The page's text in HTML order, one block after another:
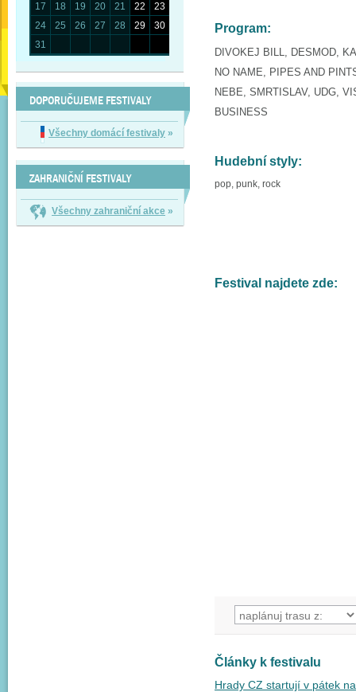
17
18 19 20 21 22
23
24
25 26 27 28 29
30
31
DOPORUČUJEME FESTIVALY
Všechny domácí festivaly »
ZAHRANIČNÍ FESTIVALY
Všechny zahraniční akce »
Program:
DIVOKEJ BILL, DESMOD,
NO NAME, PIPES AND
NEBE, SMRTISLAV, UDG,
BUSINESS
Hudební styly:
pop, punk, rock
Festival najdete zde:
Články k festivalu
Hrady CZ startují v pátek